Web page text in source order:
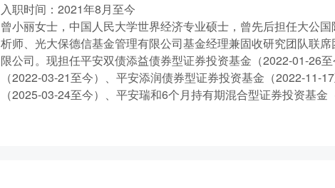
入职时间：2021年8月至今
曾小丽女士，中国人民大学世界经济专业硕士，曾先后担任大公
析师、光大保德信基金管理有限公司基金经理兼固收研究团队联
限公司。现担任平安双债添益债券型证券投资基金（2022-01-26
（2022-03-21至今）、平安添润债券型证券投资基金（2022-11-
（2025-03-24至今）、平安瑞和6个月持有期混合型证券投资基金